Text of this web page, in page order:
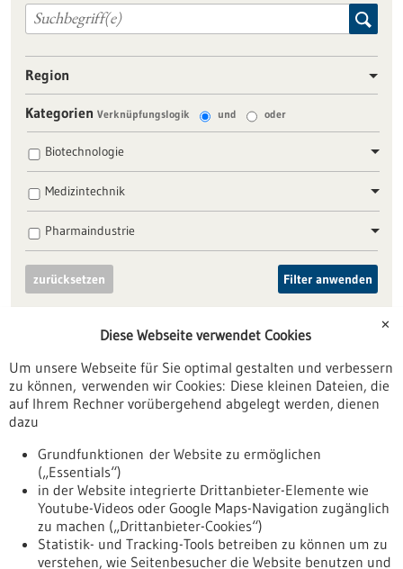
Region
Kategorien Verknüpfungslogik und oder
Biotechnologie
Medizintechnik
Pharmaindustrie
zurücksetzen Filter anwenden
Nach oben
Informiert bleiben
Newsletter abonnieren
✕
Diese Webseite verwendet Cookies
Um unsere Webseite für Sie optimal gestalten und verbessern
zu können, verwenden wir Cookies: Diese kleinen Dateien, die
auf Ihrem Rechner vorübergehend abgelegt werden, dienen
dazu
Grundfunktionen der Website zu ermöglichen
(„Essentials“)
in der Website integrierte Drittanbieter-Elemente wie
Youtube-Videos oder Google Maps-Navigation zugänglich
zu machen („Drittanbieter-Cookies“)
Statistik- und Tracking-Tools betreiben zu können um zu
verstehen, wie Seitenbesucher die Website benutzen und